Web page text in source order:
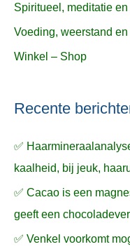
Spiritueel, meditatie en
Voeding, weerstand en
Winkel – Shop
Recente
✅
kaalheid, bij jeuk,
✅ Cacao is een
geeft een
✅ Venkel voorkomt